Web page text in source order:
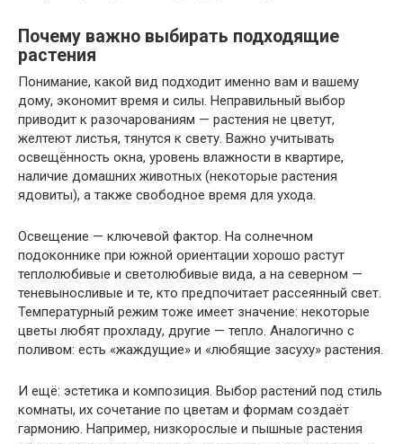
Почему важно выбирать подходящие
растения
Понимание, какой вид подходит именно вам и вашему
дому, экономит время и силы. Неправильный выбор
приводит к разочарованиям — растения не цветут,
желтеют листья, тянутся к свету. Важно учитывать
освещённость окна, уровень влажности в квартире,
наличие домашних животных (некоторые растения
ядовиты), а также свободное время для ухода.
Освещение — ключевой фактор. На солнечном
подоконнике при южной ориентации хорошо растут
теплолюбивые и светолюбивые вида, а на северном —
теневыносливые и те, кто предпочитает рассеянный свет.
Температурный режим тоже имеет значение: некоторые
цветы любят прохладу, другие — тепло. Аналогично с
поливом: есть «жаждущие» и «любящие засуху» растения.
И ещё: эстетика и композиция. Выбор растений под стиль
комнаты, их сочетание по цветам и формам создаёт
гармонию. Например, низкорослые и пышные растения